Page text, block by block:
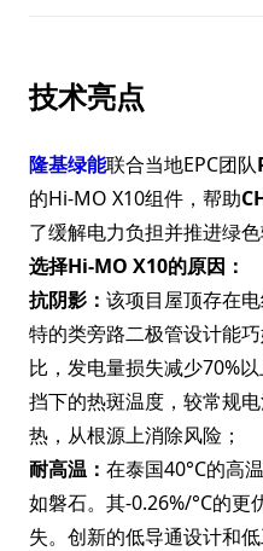
技术亮点
隆基绿能联合当地EPC团队
的Hi-MO X10组件，帮助
了缓解电力负担并推进绿色
选择Hi-MO X10的原因：
抗阴影： 该项目屋顶存在
特的类旁路二极管设计能
比，发电量损失减少70%
挡下的热斑温度，较常规
热，从根源上消除风险；
耐高温： 在泰国40°C的高
如磐石。其-0.26%/°C的更
失。创新的低导通设计和